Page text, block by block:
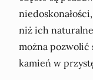
niż ich
można pozwolić
kamień w